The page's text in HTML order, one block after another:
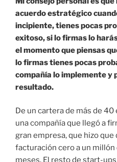
acuerdo estratégico
incipiente, tienes pocas
exitoso, si lo firmas lo
el momento que piensas
lo firmas tienes pocas
compañía lo implemente y
resultado.
De un cartera de más de
una compañía que llegó a
gran empresa, que hizo
facturación cero a un millón
meses. El resto de start-